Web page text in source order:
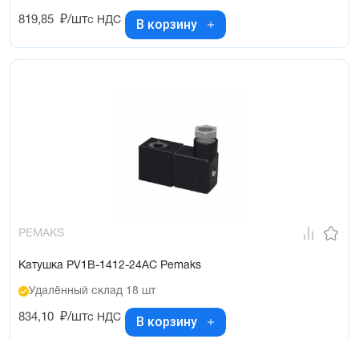
819,85 ₽/штс НДС В корзину
PEMAKS
Катушка PV1B-1412-24AC Pemaks
Удалённый склад 18 шт
834,10 ₽/штс НДС В корзину